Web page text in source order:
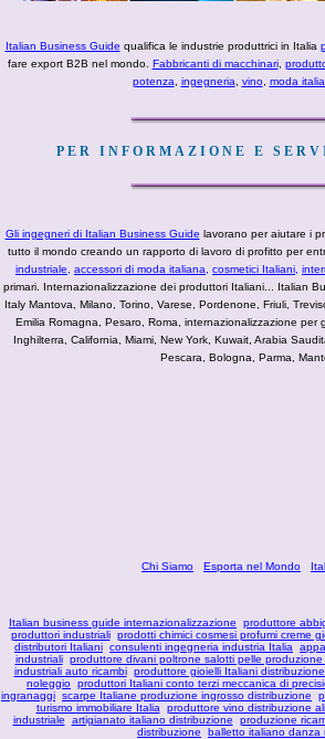
Italian Business Guide qualifica le industrie produttrici in Italia
fare export B2B nel mondo. Fabbricanti di macchinari,
potenza
ingegneria vino, moda
PER INFORMAZIONE E
Gli ingegneri di Italian Business Guide lavorano per aiutare i
tutto il mondo creando un rapporto di lavoro di profitto per
industriale
accessori di moda italiana, cosmetici Italiani,
primari. Internazionalizzazione dei produttori Italiani... Italian
Italy Mantova, Milano, Torino, Varese, Pordenone, Friuli,
Emilia Romagna, Pesaro, Roma, internazionalizzazione
Inghilterra, California, Miami, New York, Kuwait, Arabia
Pescara, Bologna, Parma,
Chi Siamo Esporta nel Mondo
Italian business guide internazionalizzazione
produttore
produttori industriali prodotti chimici cosmesi profumi creme
distributori Italiani consulenti ingegneria industria Italia
industriali produttore divani poltrone salotti pelle
industriali auto ricambi produttore gioielli Italiani
noleggio produttori Italiani conto terzi meccanica di
ingranaggi scarpe Italiane produzione ingrosso distribuzione
turismo immobiliare Italia
produttore vino distribuzione
industriale
artigianato italiano distribuzione
produzione
distribuzione
balletto italiano danza